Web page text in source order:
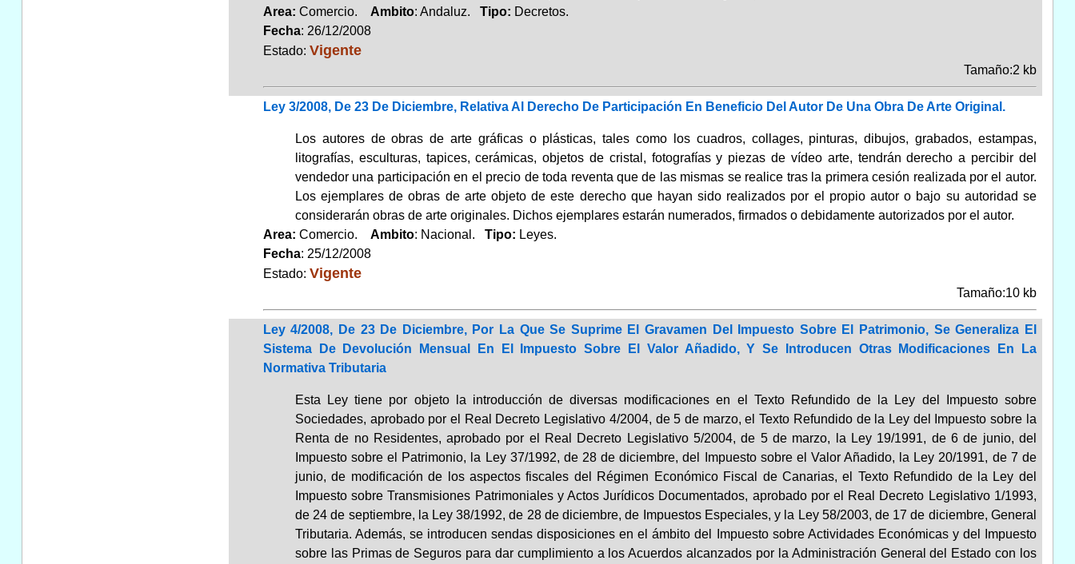
Area: Comercio. Ambito: Andaluz. Tipo: Decretos.
Fecha: 26/12/2008
Estado: Vigente
Tamaño:2 kb
Ley 3/2008, De 23 De Diciembre, Relativa Al Derecho De Participación En Beneficio Del Autor De Una Obra De Arte Original.
Los autores de obras de arte gráficas o plásticas, tales como los cuadros, collages, pinturas, dibujos, grabados, estampas,
litografías, esculturas, tapices, cerámicas, objetos de cristal, fotografías y piezas de vídeo arte, tendrán derecho a percibir del
vendedor una participación en el precio de toda reventa que de las mismas se realice tras la primera cesión realizada por el autor.
Los ejemplares de obras de arte objeto de este derecho que hayan sido realizados por el propio autor o bajo su autoridad se
considerarán obras de arte originales. Dichos ejemplares estarán numerados, firmados o debidamente autorizados por el autor.
Area: Comercio. Ambito: Nacional. Tipo: Leyes.
Fecha: 25/12/2008
Estado: Vigente
Tamaño:10 kb
Ley 4/2008, De 23 De Diciembre, Por La Que Se Suprime El Gravamen Del Impuesto Sobre El Patrimonio, Se Generaliza El
Sistema De Devolución Mensual En El Impuesto Sobre El Valor Añadido, Y Se Introducen Otras Modificaciones En La
Normativa Tributaria
Esta Ley tiene por objeto la introducción de diversas modificaciones en el Texto Refundido de la Ley del Impuesto sobre
Sociedades, aprobado por el Real Decreto Legislativo 4/2004, de 5 de marzo, el Texto Refundido de la Ley del Impuesto sobre la
Renta de no Residentes, aprobado por el Real Decreto Legislativo 5/2004, de 5 de marzo, la Ley 19/1991, de 6 de junio, del
Impuesto sobre el Patrimonio, la Ley 37/1992, de 28 de diciembre, del Impuesto sobre el Valor Añadido, la Ley 20/1991, de 7 de
junio, de modificación de los aspectos fiscales del Régimen Económico Fiscal de Canarias, el Texto Refundido de la Ley del
Impuesto sobre Transmisiones Patrimoniales y Actos Jurídicos Documentados, aprobado por el Real Decreto Legislativo 1/1993,
de 24 de septiembre, la Ley 38/1992, de 28 de diciembre, de Impuestos Especiales, y la Ley 58/2003, de 17 de diciembre, General
Tributaria. Además, se introducen sendas disposiciones en el ámbito del Impuesto sobre Actividades Económicas y del Impuesto
sobre las Primas de Seguros para dar cumplimiento a los Acuerdos alcanzados por la Administración General del Estado con los